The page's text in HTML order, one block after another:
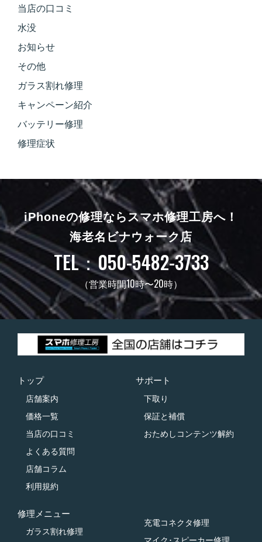
当店の口コミ
水没
お知らせ
その他
ガラス割れ修理
キャンペーン紹介
バッテリー修理
修理症状
iPhoneの修理ならスマホ修理工房へ！
海老名ビナウォーク店
TEL：050-5482-3733
（営業時間10時〜20時）
トップ
店舗案内
価格一覧
当店の口コミ
よくある質問
店舗コラム
利用規約
サポート
下取り
保証と補償
おためしコンテンツ解約
修理メニュー
ガラス割れ修理
充電コネクタ修理